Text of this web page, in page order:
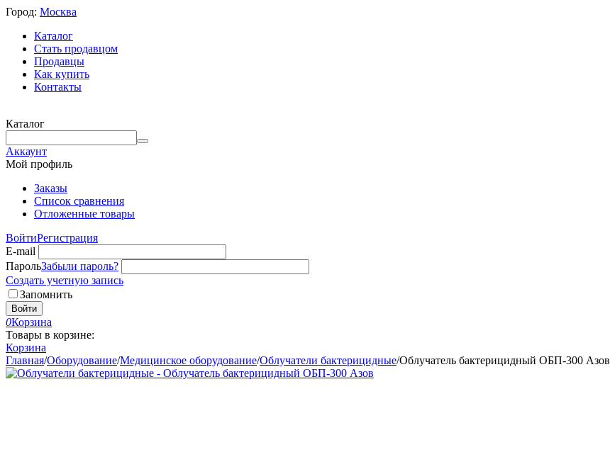
Город: Москва
Каталог
Стать продавцом
Продавцы
Как купить
Контакты
Каталог
Аккаунт
Мой профиль
Заказы
Список сравнения
Отложенные товары
ВойтиРегистрация
E-mail
ПарольЗабыли пароль?
Создать учетную запись
Запомнить
Войти
0Корзина
Товары в корзине:
Корзина
Главная/Оборудование/Медицинское оборудование/Облучатели бактерицидные/Облучатель бактерицидный ОБП-300 Азов